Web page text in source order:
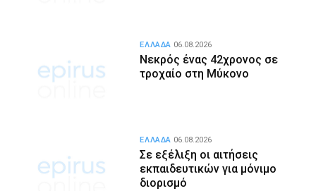
Νεκρός ένας 42χρονος σε
τροχαίο στη Μύκονο
ΕΛΛΑΔΑ 06.08.2026
Σε εξέλιξη οι αιτήσεις
εκπαιδευτικών για μόνιμο
διορισμό
ΕΛΛΑΔΑ 06.08.2026